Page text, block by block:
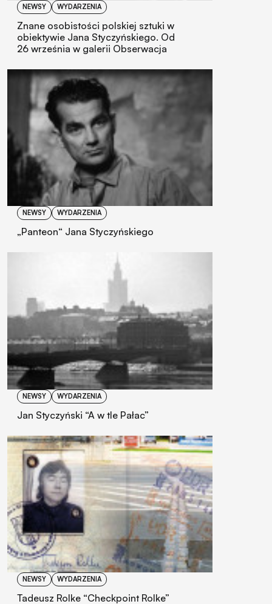
NEWSY WYDARZENIA
Znane osobistości polskiej sztuki w
obiektywie Jana Styczyńskiego. Od
26 września w galerii Obserwacja
NEWSY WYDARZENIA
„Panteon“ Jana Styczyńskiego
NEWSY WYDARZENIA
Jan Styczyński “A w tle Pałac”
NEWSY WYDARZENIA
Tadeusz Rolke “Checkpoint Rolke”